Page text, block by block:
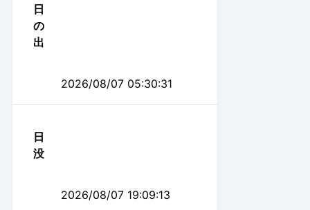
日
の
出
2026/08/07 05:30:31
日
没
2026/08/07 19:09:13